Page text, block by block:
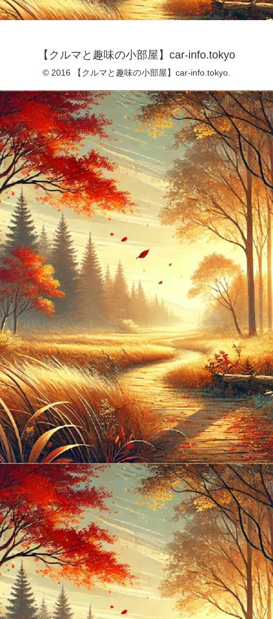
【クルマと趣味の小部屋】car-info.tokyo
© 2016 【クルマと趣味の小部屋】car-info.tokyo.